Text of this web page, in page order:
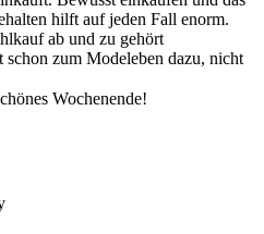
hilft auf jeden Fall enorm.
ab und zu gehört
schon zum Modeleben dazu, nicht
Wochenende!